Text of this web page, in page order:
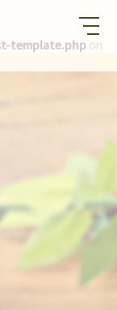
template.php on